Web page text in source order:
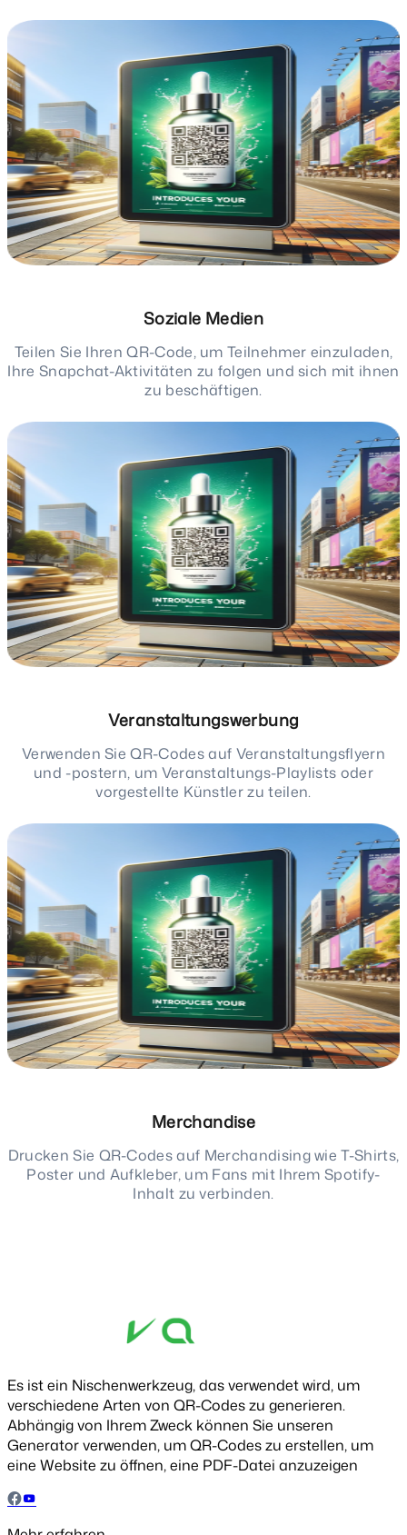
Soziale Medien
Teilen Sie Ihren QR-Code, um Teilnehmer einzuladen,
Ihre Snapchat-Aktivitäten zu folgen und sich mit ihnen
zu beschäftigen.
Veranstaltungswerbung
Verwenden Sie QR-Codes auf Veranstaltungsflyern
und -postern, um Veranstaltungs-Playlists oder
vorgestellte Künstler zu teilen.
Merchandise
Drucken Sie QR-Codes auf Merchandising wie T-Shirts,
Poster und Aufkleber, um Fans mit Ihrem Spotify-
Inhalt zu verbinden.
Es ist ein Nischenwerkzeug, das verwendet wird, um
verschiedene Arten von QR-Codes zu generieren.
Abhängig von Ihrem Zweck können Sie unseren
Generator verwenden, um QR-Codes zu erstellen, um
eine Website zu öffnen, eine PDF-Datei anzuzeigen